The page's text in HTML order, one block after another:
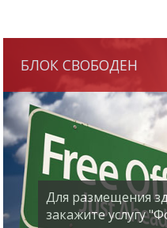
БЛОК СВОБОДЕН
Для размещения
закажите услугу